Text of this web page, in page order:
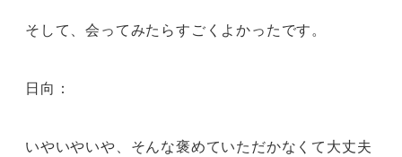
そして、会ってみたらすごくよかったです。
日向：
いやいやいや、そんな褒めていただかなくて大丈夫